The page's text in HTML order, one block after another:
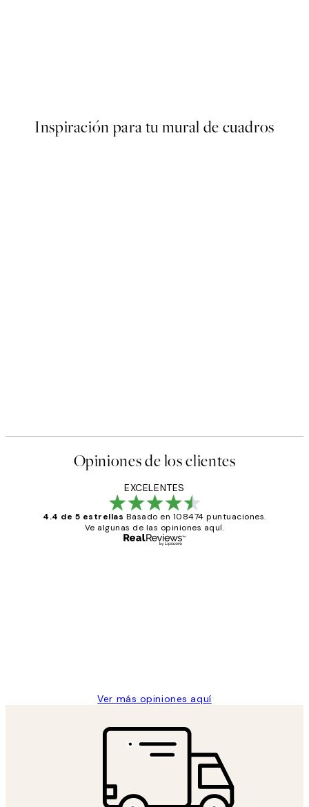
Inspiración para tu mural de cuadros
Opiniones de los clientes
EXCELENTES
4.4 de 5 estrellas Basado en 108474 puntuaciones.
Ve algunas de las opiniones aquí.
Ver más opiniones aquí